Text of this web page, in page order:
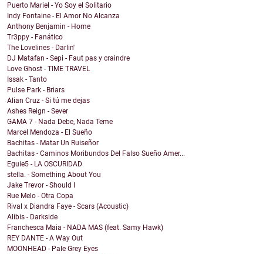
Puerto Mariel - Yo Soy el Solitario
Indy Fontaine - El Amor No Alcanza
Anthony Benjamin - Home
Tr3ppy - Fanático
The Lovelines - Darlin'
DJ Matafan - Sepi - Faut pas y craindre
Love Ghost - TIME TRAVEL
Issak - Tanto
Pulse Park - Briars
Alian Cruz - Si tú me dejas
Ashes Reign - Sever
GAMA 7 - Nada Debe, Nada Teme
Marcel Mendoza - El Sueño
Bachitas - Matar Un Ruiseñor
Bachitas - Caminos Moribundos Del Falso Sueño Amer...
Eguie5 - LA OSCURIDAD
stella. - Something About You
Jake Trevor - Should I
Rue Melo - Otra Copa
Rival x Diandra Faye - Scars (Acoustic)
Alibis - Darkside
Franchesca Maia - NADA MAS (feat. Samy Hawk)
REY DANTE - A Way Out
MOONHEAD - Pale Grey Eyes